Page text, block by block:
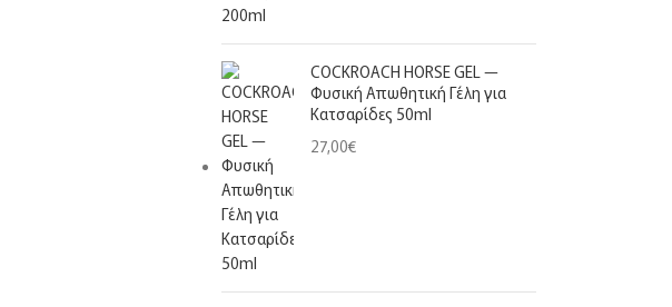
COCKROACH HORSE GEL —
Φυσική Απωθητική Γέλη για
Κατσαρίδες 50ml
27,00€